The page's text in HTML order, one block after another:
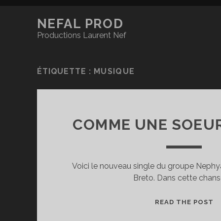
NEFAL PROD
Productions Laurent Nef
ÉTIQUETTE : MUSIQUE
COMME UNE
Voici le nouveau single du groupe
Breto. Dans cette
READ THE POST